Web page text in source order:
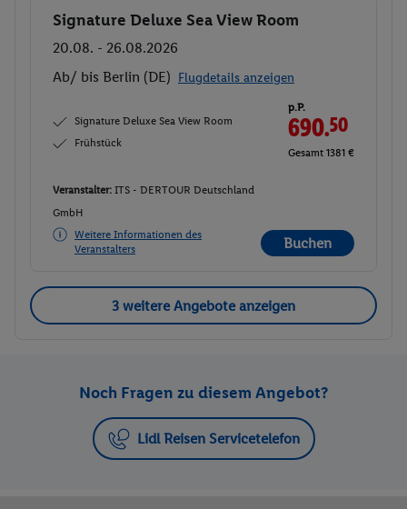
Buchen
Signature Deluxe Sea View Room
20.08. - 26.08.2026
Ab/ bis Berlin (DE) Flugdetails anzeigen
Signature Deluxe Sea View Room
Frühstück
p.P.
690.50
Gesamt 1381 €
Veranstalter: ITS - DERTOUR Deutschland
GmbH
Weitere Informationen des
Veranstalters
Buchen
3 weitere Angebote anzeigen
Noch Fragen zu diesem Angebot?
Lidl Reisen Servicetelefon